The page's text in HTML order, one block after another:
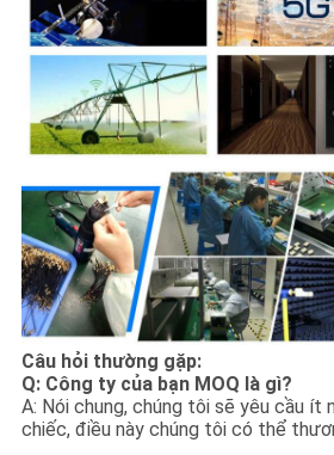
Câu hỏi thường gặp:
Q: Công ty của bạn MOQ là gì?
A: Nói chung, chúng tôi sẽ yêu cầu ít
chiếc, điều này chúng tôi có thể